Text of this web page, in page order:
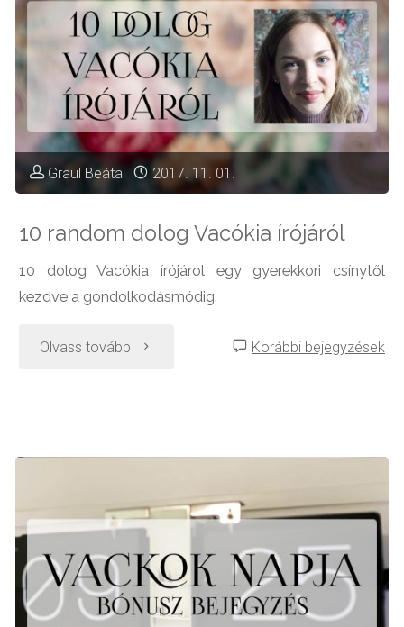
Graul Beáta 2017. 11. 01.
10 random dolog Vacókia írójáról
10 dolog Vacókia írójáról egy gyerekkori csínytől
kezdve a gondolkodásmódig.
Olvass tovább "10
írójáról"
Korábbi bejegyzések